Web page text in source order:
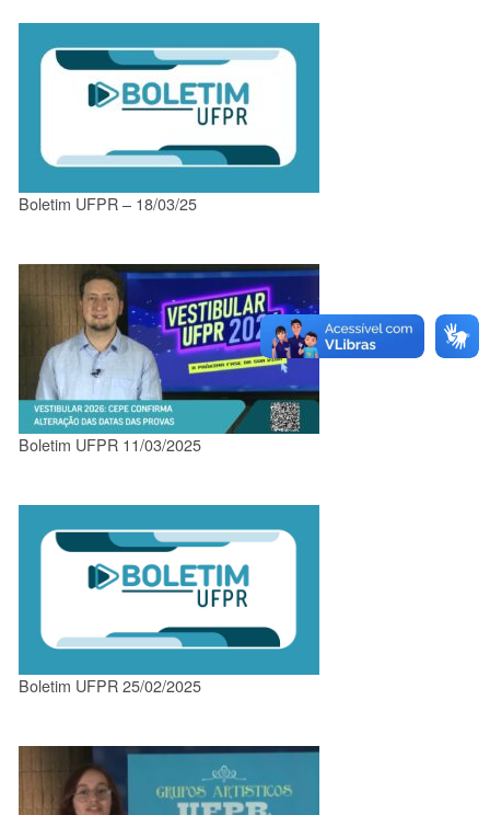
Boletim UFPR – 18/03/25
Boletim UFPR 11/03/2025
Boletim UFPR 25/02/2025